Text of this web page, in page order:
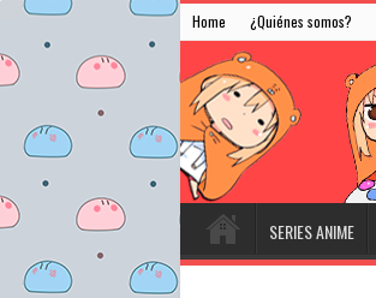
Home ¿Quiénes somos?
SERIES ANIME